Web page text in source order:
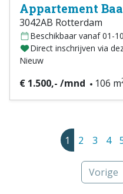
Appartement
3042AB Rotterdam
Beschikbaar vanaf 01-
Direct inschrijven via
Nieuw
€ 1.500,- /mnd 106 m
1 2 3 4
Vorige